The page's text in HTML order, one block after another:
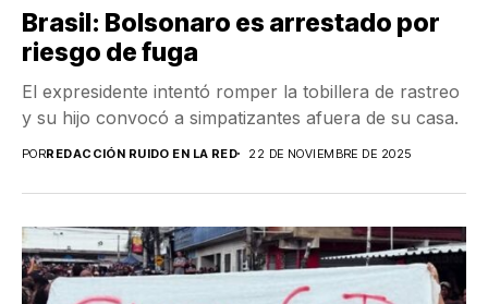
Brasil: Bolsonaro es arrestado por
riesgo de fuga
El expresidente intentó romper la tobillera de rastreo
y su hijo convocó a simpatizantes afuera de su casa.
PORREDACCIÓN RUIDO EN LA RED 22 DE NOVIEMBRE DE 2025